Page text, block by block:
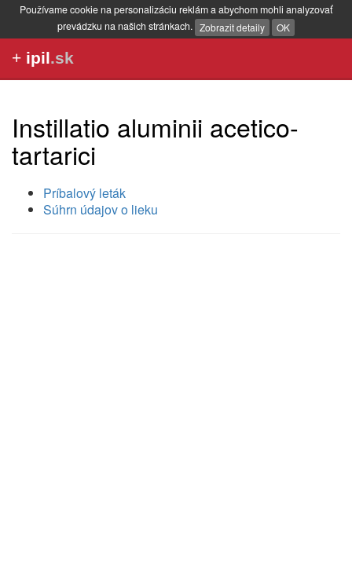
Používame cookie na personalizáciu reklám a abychom mohli analyzovať
prevádzku na našich stránkach. Zobrazit detaily OK
+ ipil.sk
Instillatio aluminii acetico-
tartarici
Príbalový leták
Súhrn údajov o lieku